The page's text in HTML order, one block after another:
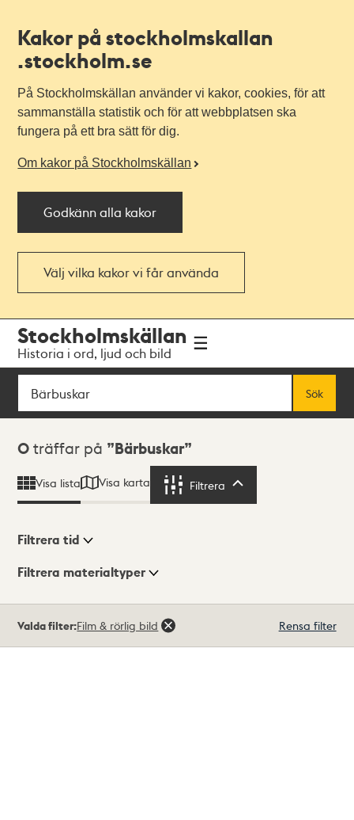
Kakor på stockholmskallan
.stockholm.se
På Stockholmskällan använder vi kakor, cookies, för att
sammanställa statistik och för att webbplatsen ska
fungera på ett bra sätt för dig.
Om kakor på Stockholmskällan
Godkänn alla kakor
Välj vilka kakor vi får använda
navigationen
huvudinnehållet
Stockholmskällan
Historia i ord, ljud och bild
Sök
Sök
Sökresultat
0 träffar på Bärbuskar
Visa lista Visa karta Filtrera
Visningsläge
Filtrera tid
Filtrera materialtyper
träffar
Valda filter:Film & rörlig bild Rensa filter